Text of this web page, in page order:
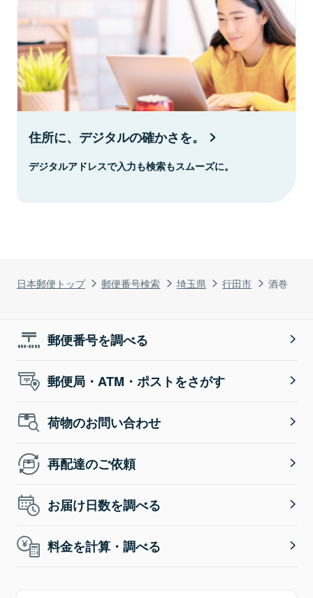
日本郵便トップ 郵便番号検索 埼玉県 行田市 酒巻
住所に、デジタルの確かさを。
デジタルアドレスで入力も検索もスムーズに。
郵便番号を調べる
郵便局・ATM・ポストをさがす
荷物のお問い合わせ
再配達のご依頼
お届け日数を調べる
料金を計算・調べる